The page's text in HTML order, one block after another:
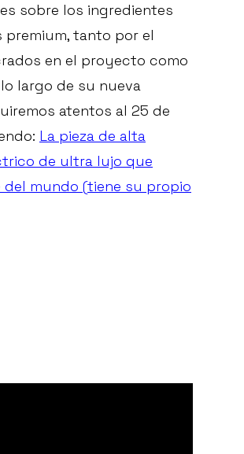
sobre los ingredientes
tanto por el
en el proyecto como
largo de su nueva
atentos al 25 de
La pieza de alta
de ultra lujo que
mundo (tiene su propio